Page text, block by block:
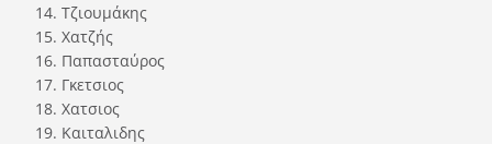
14. Τζιουμάκης
15. Χατζής
16. Παπασταύρος
17. Γκετσιος
18. Χατσιος
19. Καιταλιδης